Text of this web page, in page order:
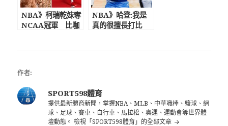
NBA》柯瑞乾妹奪
NCAA冠軍 比咖
NBA》哈登:我是
真的很擅長打比
作者:
SPORT598體育
提供最新體育新聞，掌握NBA、MLB、中華職棒、籃球、網
球、足球、賽車、自行車、馬拉松、奧運、運動會等世界體
壇動態。檢視「SPORT598體育」的全部文章